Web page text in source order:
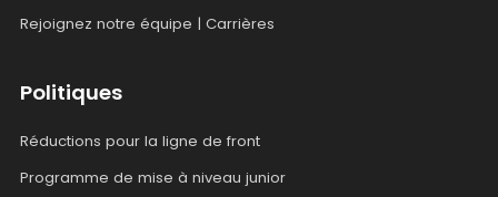
Rejoignez notre équipe | Carrières
Politiques
Réductions pour la ligne de front
Programme de mise à niveau junior